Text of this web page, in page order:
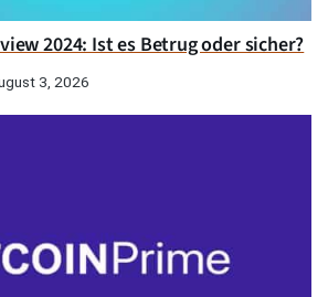
2024: Ist es Betrug oder sicher?
3, 2026